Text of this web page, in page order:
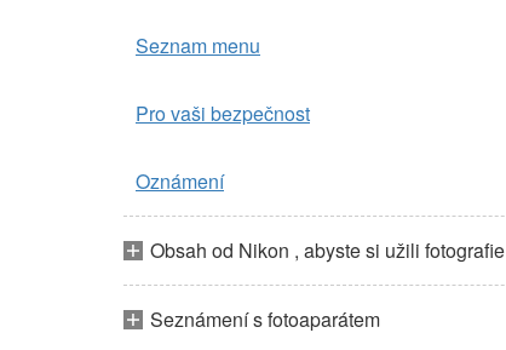
Seznam menu
Pro vaši bezpečnost
Oznámení
Obsah od Nikon , abyste si užili fotografie
Seznámení s fotoaparátem